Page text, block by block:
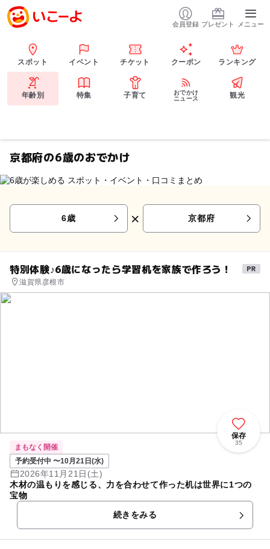
会員登録 プレゼント メニュー
スポット イベント チケット クーポン ランキング
年齢別 特集 子育て
おでかけ
ニュース
観光
京都府の6歳のおでかけ
6歳 × 京都府
特別体験♪6歳になったら学習机を家族で作ろう！
滋賀県彦根市
保存
35
まもなく開催
予約受付中 〜10月21日(水)
2026年11月21日(土)
木材の温もりを感じる、力を合わせて作った机は世界に1つの
宝物
続きをみる